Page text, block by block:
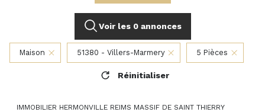
Voir les 0annonces
Maison 51380 - Villers-Marmery 5 Pièces
Réinitialiser
IMMOBILIER HERMONVILLE REIMS MASSIF DE SAINT THIERRY